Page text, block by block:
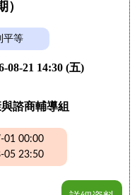
）
平等
08-21 14:30 (五)
諮商輔導組
01 00:00
05 23:50